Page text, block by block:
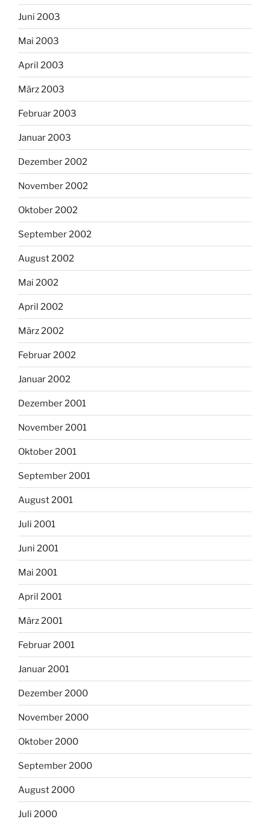
Juni 2003
Mai 2003
April 2003
März 2003
Februar 2003
Januar 2003
Dezember 2002
November 2002
Oktober 2002
September 2002
August 2002
Mai 2002
April 2002
März 2002
Februar 2002
Januar 2002
Dezember 2001
November 2001
Oktober 2001
September 2001
August 2001
Juli 2001
Juni 2001
Mai 2001
April 2001
März 2001
Februar 2001
Januar 2001
Dezember 2000
November 2000
Oktober 2000
September 2000
August 2000
Juli 2000